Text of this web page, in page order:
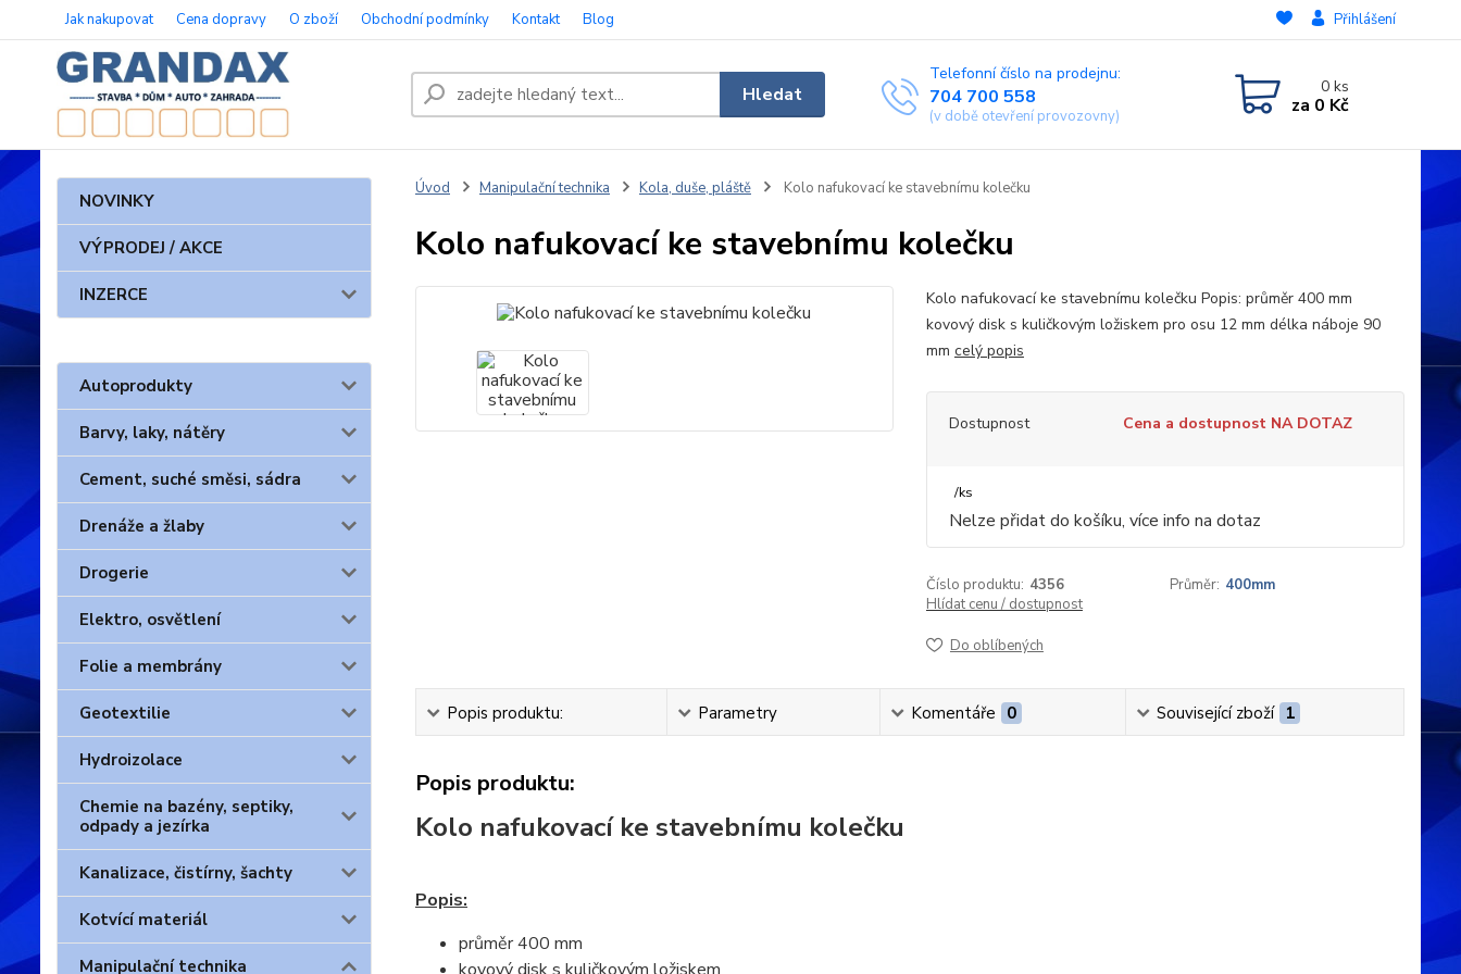
Jak nakupovat Cena dopravy O zboží Obchodní podmínky Kontakt Blog Přihlášení
Hledat
Telefonní číslo na prodejnu:
704 700 558
(v době otevření provozovny)
0ks
za 0 Kč
NOVINKY
VÝPRODEJ / AKCE
INZERCE
Autoprodukty
Barvy, laky, nátěry
Cement, suché směsi, sádra
Drenáže a žlaby
Drogerie
Elektro, osvětlení
Folie a membrány
Geotextilie
Hydroizolace
Chemie na bazény, septiky,
odpady a jezírka
Kanalizace, čistírny, šachty
Kotvící materiál
Manipulační technika
Úvod Manipulační technika Kola, duše, pláště Kolo nafukovací ke stavebnímu kolečku
Kolo nafukovací ke stavebnímu kolečku
Kolo nafukovací ke stavebnímu kolečku Popis: průměr 400 mm
kovový disk s kuličkovým ložiskem pro osu 12 mm délka náboje 90
mm celý popis
Dostupnost Cena a dostupnost NA DOTAZ
/ks
Nelze přidat do košíku, více info na dotaz
Číslo produktu: 4356 Průměr: 400mm
Hlídat cenu / dostupnost
Do oblíbených
Popis produktu: Parametry Komentáře 0 Související zboží 1
Popis produktu:
Kolo nafukovací ke stavebnímu kolečku
Popis:
průměr 400 mm